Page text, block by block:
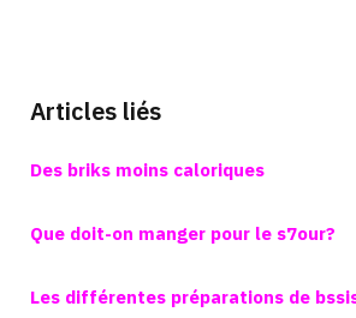
Articles liés
Des briks moins caloriques
Que doit-on manger pour le s7our?
Les différentes préparations de